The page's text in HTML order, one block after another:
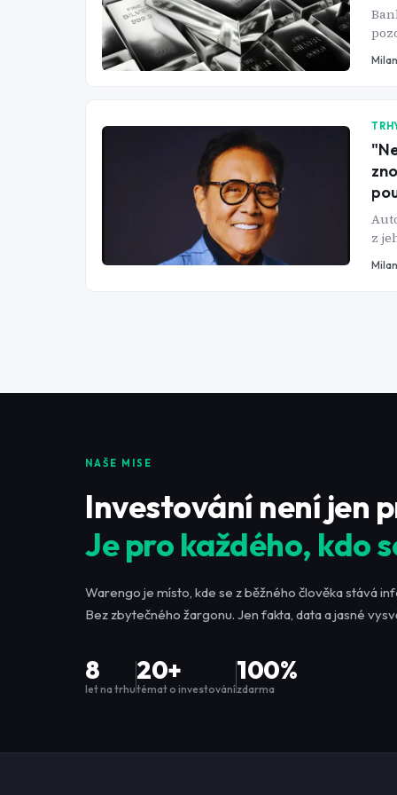
z
NAŠE MISE
Investování není jen
Je pro každého, kdo
Warengo je místo, kde se z běžného člověka stává
Bez zbytečného žargonu. Jen fakta, data a jasné
8
let na trhu
20+
témat o investování
100%
zdarma